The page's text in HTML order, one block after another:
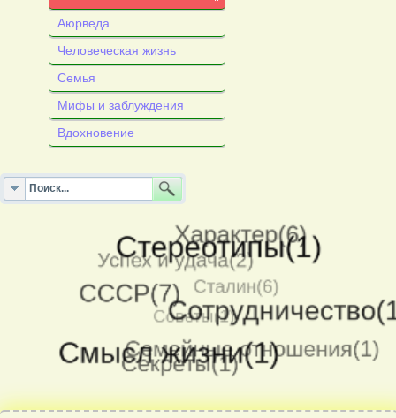
Аюрведа
Человеческая жизнь
Семья
Мифы и заблуждения
Вдохновение